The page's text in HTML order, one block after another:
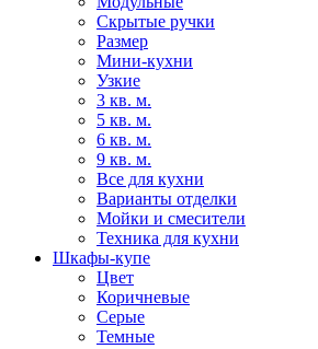
Скрытые ручки
Размер
Мини-кухни
Узкие
3 кв. м.
5 кв. м.
6 кв. м.
9 кв. м.
Все для кухни
Варианты отделки
Мойки и смесители
Техника для кухни
Шкафы-купе
Цвет
Коричневые
Серые
Темные